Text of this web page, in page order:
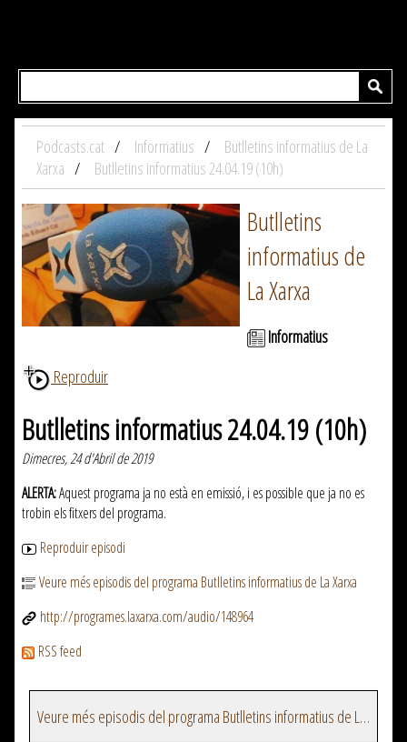
Podcasts.cat Informatius
Butlletins informatius de La
Xarxa
Butlletins informatius 24.04.19 (10h)
Butlletins
informatius de
La Xarxa
Informatius
Reproduir
Butlletins informatius 24.04.19 (10h)
Dimecres, 24 d'Abril de 2019
ALERTA:Aquest programa ja no està en emissió, i es possible que ja no es
trobin els fitxers del programa.
Reproduir episodi
Veure més episodis del programa Butlletins informatius de La Xarxa
http://programes.laxarxa.com/audio/148964
RSS feed
Veure més episodis del programa Butlletins informatius de La Xarxa